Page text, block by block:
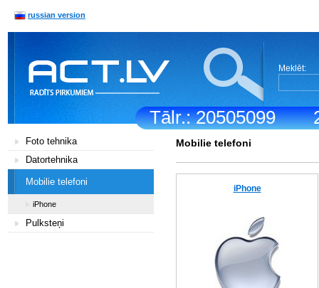
Tālr.: 20505099
russian version
Meklēt:
Foto tehnika
Datortehnika
Mobilie telefoni
iPhone
Pulksteņi
Mobilie telefoni
iPhone